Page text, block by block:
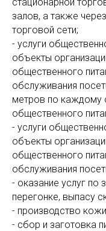
залов, а также
торговой сети;
- услуги
объекты
общественного
обслуживания
метров по каждому
общественного
- услуги
объекты
общественного
обслуживания
- оказание услуг по
перегонке, выпасу
- производство
- сбор и заготовка